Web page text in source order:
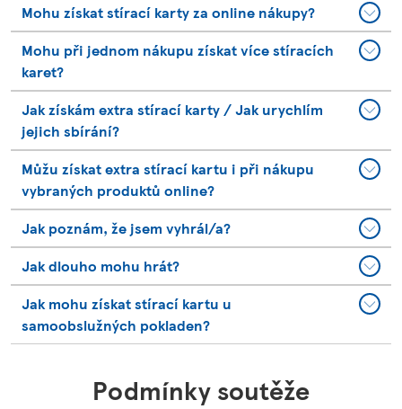
Mohu získat stírací karty za online nákupy?
Mohu při jednom nákupu získat více stíracích
karet?
Jak získám extra stírací karty / Jak urychlím
jejich sbírání?
Můžu získat extra stírací kartu i při nákupu
vybraných produktů online?
Jak poznám, že jsem vyhrál/a?
Jak dlouho mohu hrát?
Jak mohu získat stírací kartu u
samoobslužných pokladen?
Podmínky soutěže